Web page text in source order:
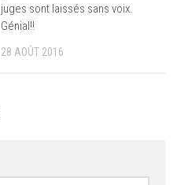
juges sont laissés sans voix.
Génial!!
28 AOÛT 2016